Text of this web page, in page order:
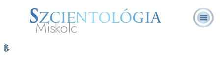
Miskolc
Hubbard